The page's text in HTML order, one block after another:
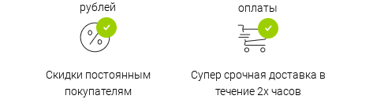
рублей
оплаты
Скидки постоянным
покупателям
Супер срочная доставка в
течение 2х часов